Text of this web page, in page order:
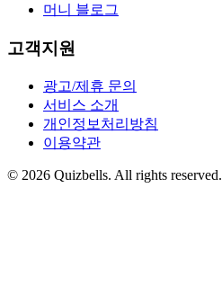
머니 블로그
고객지원
광고/제휴 문의
서비스 소개
개인정보처리방침
이용약관
© 2026 Quizbells. All rights reserved.